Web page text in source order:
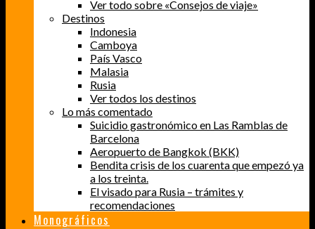
Ver todo sobre «Consejos de viaje»
Destinos
Indonesia
Camboya
País Vasco
Malasia
Rusia
Ver todos los destinos
Lo más comentado
Suicidio gastronómico en Las Ramblas de
Barcelona
Aeropuerto de Bangkok (BKK)
Bendita crisis de los cuarenta que empezó ya
a los treinta.
El visado para Rusia – trámites y
recomendaciones
Monográficos